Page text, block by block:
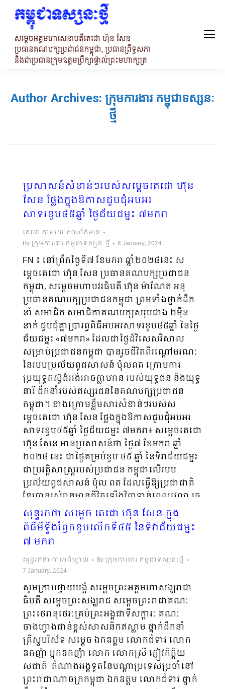
Author Archives: ក្រុមការងារ កម្ពុជាទស្សនៈ
ថ្មី
ប្រសាសន៍សំខាន់ៗរបស់សម្តេចតេជោ ហ៊ុន
សែន ថ្លែងក្នុងឱកាសជួបជុំអបអរ
សាទរខួប៤៥ឆ្នាំ ថ្ងៃជ័យជម្នះ ៧មករា
តេជោ តាមរយៈសារព័ត៌មាន
By ក្រុមការងារ កម្ពុជាទស្សនៈថ្មី 8 January, 2024
FN ៖ នៅព្រឹកថ្ងៃទី៧ ខែមករា ឆ្នាំ២០២៤នេះ ស
ម្តេចតេជោ ហ៊ុន សែន ប្រធានគណបក្ស​ប្រជា​ជន
កម្ពុជា, សម្តេចមហាបវរធិបតី ហ៊ុន ម៉ាណែត អនុ
ប្រធានគណបក្សប្រជាជនកម្ពុជា ព្រមទាំង​ថ្នាក់​ដឹក​
នាំ សមាជិក សមាជិកាគណបក្សសរុបជាង ២ម៉ឺន
នាក់ ជួបជុំគ្នាប្រារព្ធពិធីអបអរសាទរ​ខួប​៤៥ឆ្នាំ នៃថ្ងៃ
ជ័យជម្នះ «៧មករា» ដែលជាថ្ងៃដ៏វិសេសវិសាល
សម្រាប់ប្រជាជនកម្ពុជា បានរួចជីវិតពី​រណ្តៅ​មរណៈ​
នៃរបបប្រល័យពូជសាសន៍ ប៉ុលពត ក្រោមការ
ប្រយុទ្ធតស៊ូដ៏អង់អាចក្លាហាន របស់យុទ្ធជន និងយុទ្ធ
នារី ដឹកនាំរបស់ឥស្សរជននៃគណបក្សប្រជាជន
កម្ពុជា។ ខាងក្រោមខ្លឹមសារសំខាន់ៗរបស់ស
ម្តេចតេជោ ហ៊ុន សែន ថ្លែងក្នុងឱកាសជួបជុំអបអរ
សាទរខួប៤៥ឆ្នាំ ថ្ងៃជ័យជម្នះ ៧មករា៖ សម្តេចតេជោ
ហ៊ុន សែន មានប្រសាសន៍ថា ថ្ងៃ៧ ខែមករា ឆ្នាំ
២០២៤ នេះ ជាថ្ងៃគម្រប់ខួប ៤៥ ឆ្នាំ នៃទិវាជ័យជម្នះ
ជាប្រវត្តិសាស្ត្ររបស់ប្រជាជន កម្ពុជាលើរបប
ប្រល័យពូជសាសន៍ ប៉ុល ពត ដែលធ្វើឱ្យប្រជាជាតិ
ខ្មែរបានរស់រានមានជីវិតឡើងវិញទាន់ពេលវេលា រួច
ផុតពីទារុណកម្ម និងអំពើកាប់សម្លាប់ដ៏សាហាវ
យង់ឃ្នងបំផុត។ សម្តេចតេជោ ហ៊ុន សែន…
សុន្ទរកថា សម្ដេច តេជោ ហ៊ុន សែន ក្នុង
ពិធីមីទ្ទីងរំឭកខួបលើកទី៤៥ នៃទិវាជ័យជម្នះ
៧ មករា
សុន្ទរកថា-ការអធិប្បាយ By ក្រុមការងារ កម្ពុជាទស្សនៈថ្មី
7 January, 2024
សូមក្រាបថ្វាយបង្គំ សម្តេចព្រះអគ្គមហាសង្ឃរាជា
ធិបតី សម្តេចព្រះសង្ឃរាជ សម្តេចព្រះរាជាគណៈ
ព្រះថេរានុថេរៈគ្រប់ព្រះអង្គជាទីសក្ការៈ គណៈ
ចាងហ្វាងជាន់ខ្ពស់សាសនិកឥស្លាម ថ្នាក់ដឹកនាំ
គ្រីស្ទបរិស័ទ សម្តេច ឯកឧត្តម លោកជំទាវ លោក
ឧកញ៉ា អ្នកឧកញ៉ា លោក លោកស្រី ភ្ញៀវកិត្តិយ
សជាតិ តំណាងអង្គទូតនៃបណ្ដាប្រទេសប្រចាំនៅ
ព្រះរាជាណាចក្រកម្ពុជា ឯកឧត្ដម លោកជំទាវ ថ្នាក់